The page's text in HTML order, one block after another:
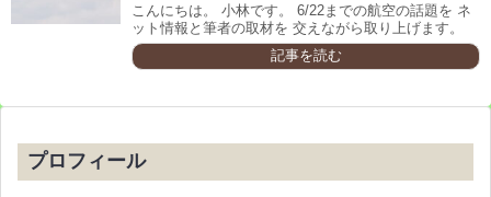
こんにちは。 小林です。 6/22までの航空の話題を ネ
ット情報と筆者の取材を 交えながら取り上げます。
記事を読む
プロフィール